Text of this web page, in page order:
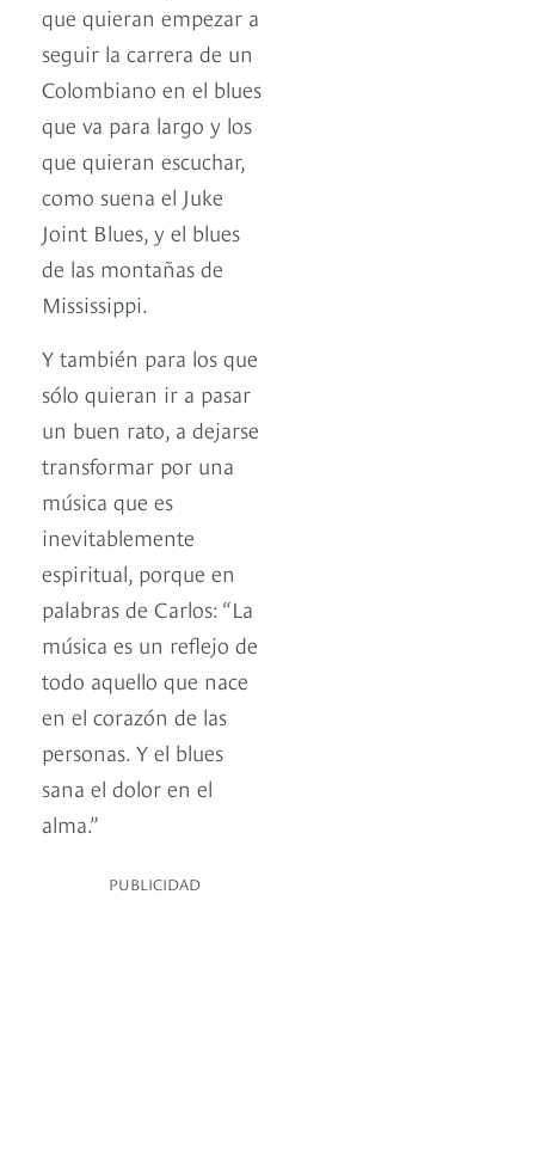
que quieran empezar a
seguir la carrera de un
Colombiano en el blues
que va para largo y los
que quieran escuchar,
como suena el Juke
Joint Blues, y el blues
de las montañas de
Mississippi.
Y también para los que
sólo quieran ir a pasar
un buen rato, a dejarse
transformar por una
música que es
inevitablemente
espiritual, porque en
palabras de Carlos: “La
música es un reflejo de
todo aquello que nace
en el corazón de las
personas. Y el blues
sana el dolor en el
alma.”
PUBLICIDAD